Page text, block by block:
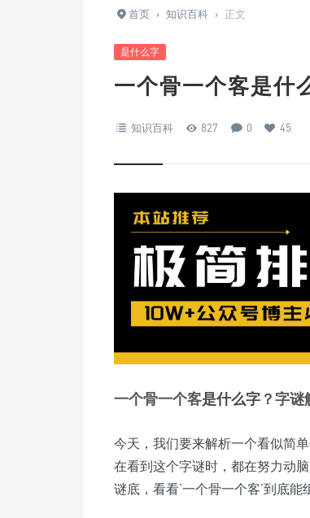
首页 › 知识百科 › 正文
是什么字
一个骨一个客是什
知识百科 827 0 45
一个骨一个客是什么字 ？字
今天，我们要来解析一个看似简
在看到这个字谜时，都在努力动
谜底，看看‘一个骨一个客’到底能